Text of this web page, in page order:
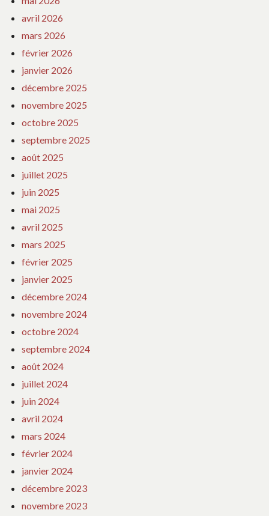
avril 2026
mars 2026
février 2026
janvier 2026
décembre 2025
novembre 2025
octobre 2025
septembre 2025
août 2025
juillet 2025
juin 2025
mai 2025
avril 2025
mars 2025
février 2025
janvier 2025
décembre 2024
novembre 2024
octobre 2024
septembre 2024
août 2024
juillet 2024
juin 2024
avril 2024
mars 2024
février 2024
janvier 2024
décembre 2023
novembre 2023